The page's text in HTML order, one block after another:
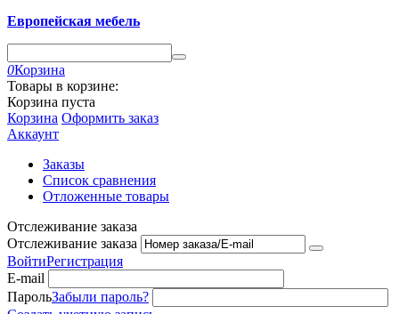
Европейская мебель
0Корзина
Товары в корзине:
Корзина пуста
Корзина Оформить заказ
Аккаунт
Заказы
Список сравнения
Отложенные товары
Отслеживание заказа
Отслеживание заказа
ВойтиРегистрация
E-mail
ПарольЗабыли пароль?